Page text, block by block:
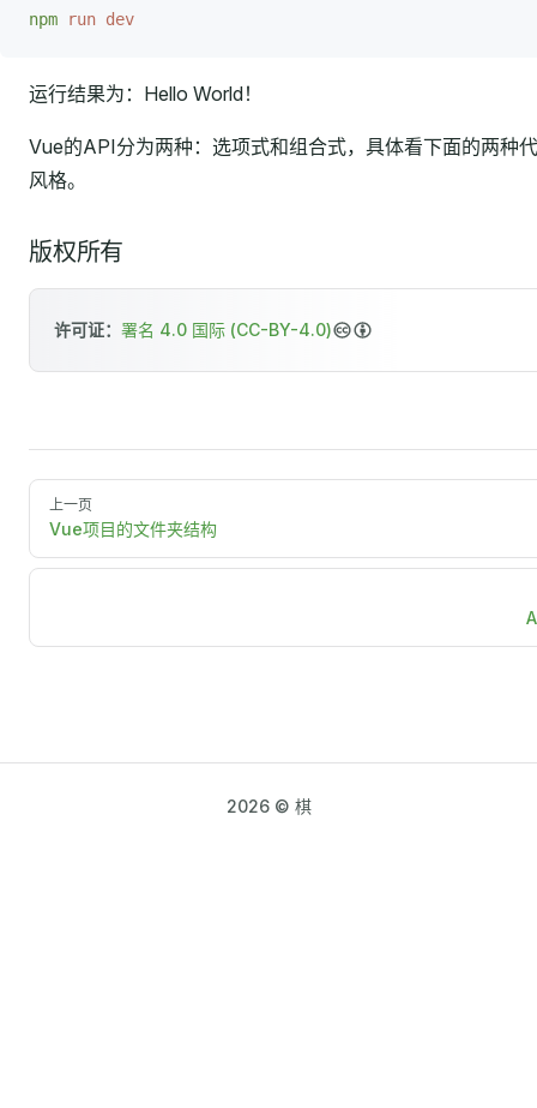
npm run dev
运行结果为：Hello World！
Vue的API分为两种：选项式和组合式，具体看下面的两种
风格。
版权所有
许可证： 署名 4.0 国际 (CC-BY-4.0)
上一页
Vue项目的文件夹结构
2026 © 棋